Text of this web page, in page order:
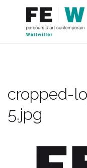
contenu
cropped-
5.jpg